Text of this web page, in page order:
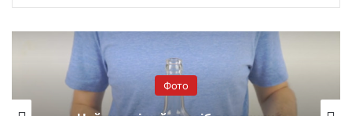
Фото